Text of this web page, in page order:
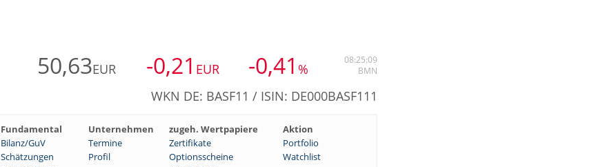
50,63EUR -0,21 EUR -0,41 %
08:25:09
BMN
WKN DE: BASF11 / ISIN: DE000BASF111
Fundamental Unternehmen zugeh. Wertpapiere
Aktion
Bilanz/GuV Termine Zertifikate
Portfolio
Schätzungen Profil Optionsscheine
Watchlist